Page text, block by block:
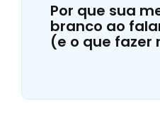
Por que sua
branco ao
(e o que fazer